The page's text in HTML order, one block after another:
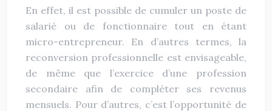
En effet, il est possible de cumuler un poste de
salarié ou de fonctionnaire tout en étant
micro-entrepreneur. En d’autres termes, la
reconversion professionnelle est envisageable,
de même que l’exercice d’une profession
secondaire afin de compléter ses revenus
mensuels. Pour d’autres, c’est l’opportunité de